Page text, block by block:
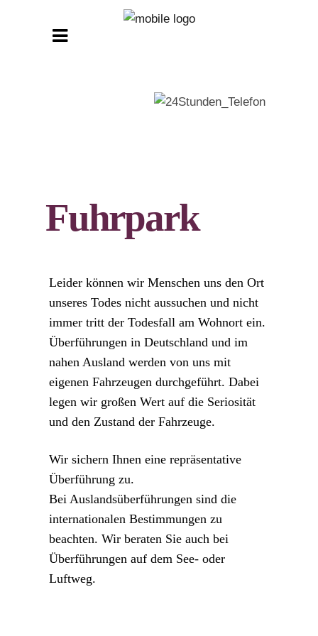
Fuhrpark
Leider können wir Menschen uns den Ort
unseres Todes nicht aussuchen und nicht
immer tritt der Todesfall am Wohnort ein.
Überführungen in Deutschland und im
nahen Ausland werden von uns mit
eigenen Fahrzeugen durchgeführt. Dabei
legen wir großen Wert auf die Seriosität
und den Zustand der Fahrzeuge.
Wir sichern Ihnen eine repräsentative
Überführung zu.
Bei Auslandsüberführungen sind die
internationalen Bestimmungen zu
beachten. Wir beraten Sie auch bei
Überführungen auf dem See- oder
Luftweg.